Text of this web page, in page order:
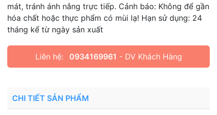
mát, tránh ánh nắng trực tiếp. Cảnh báo: Không để gần
hóa chất hoặc thực phẩm có mùi lạ! Hạn sử dụng: 24
tháng kể từ ngày sản xuất
Liên hệ: 0934169961 - DV Khách Hàng
CHI TIẾT SẢN PHẨM